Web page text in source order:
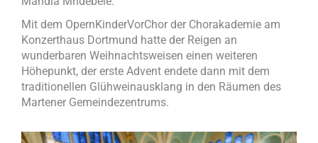
Mit dem OpernKinderVorChor der Chorakademie am
Konzerthaus Dortmund hatte der Reigen an
wunderbaren Weihnachtsweisen einen weiteren
Höhepunkt, der erste Advent endete dann mit dem
traditionellen Glühweinausklang in den Räumen des
Martener Gemeindezentrums.